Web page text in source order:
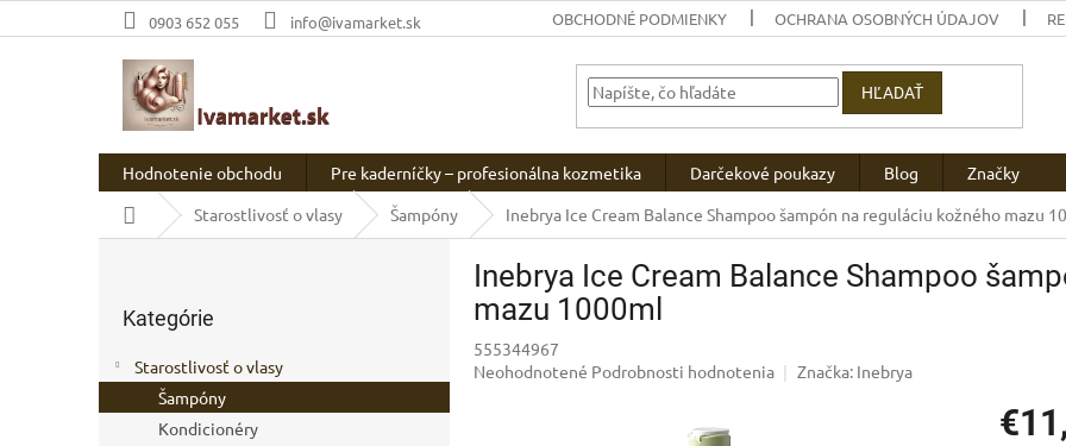
na
0903 652 055 info@ivamarket.sk OBCHODNÉ PODMIENKY OCHRANA OSOBNÝCH ÚDAJOV
HĽADAŤ
Hodnotenie obchodu Pre kaderníčky – profesionálna kozmetika Darčekové poukazy Blog
Značky
DomovStarostlivosť o vlasy Šampóny Inebrya Ice Cream Balance Shampoo šampón na reguláciu kožného mazu
p
a
kategórie
Kategórie
Starostlivosť o vlasy
Šampóny
Kondicionéry
Inebrya Ice Cream Balance Shampoo
mazu 1000ml
555344967
Priemerné
Neohodnotené Podrobnosti hodnotenia Značka: Inebrya